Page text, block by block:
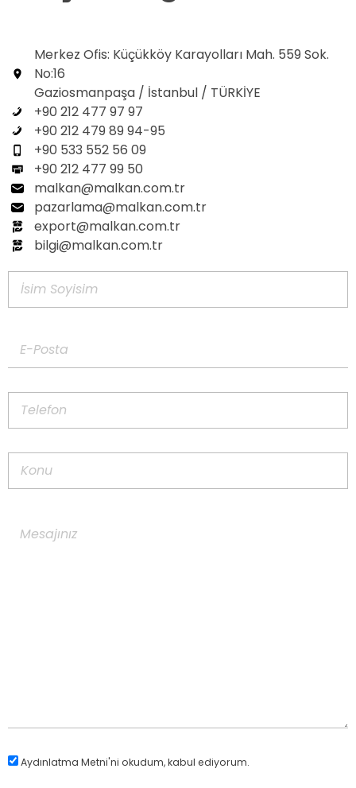
Merkez Ofis: Küçükköy Karayolları Mah. 559 Sok.
No:16
Gaziosmanpaşa / İstanbul / TÜRKİYE
+90 212 477 97 97
+90 212 479 89 94-95
+90 533 552 56 09
+90 212 477 99 50
malkan@malkan.com.tr
pazarlama@malkan.com.tr
export@malkan.com.tr
bilgi@malkan.com.tr
Aydınlatma Metni'ni okudum, kabul ediyorum.